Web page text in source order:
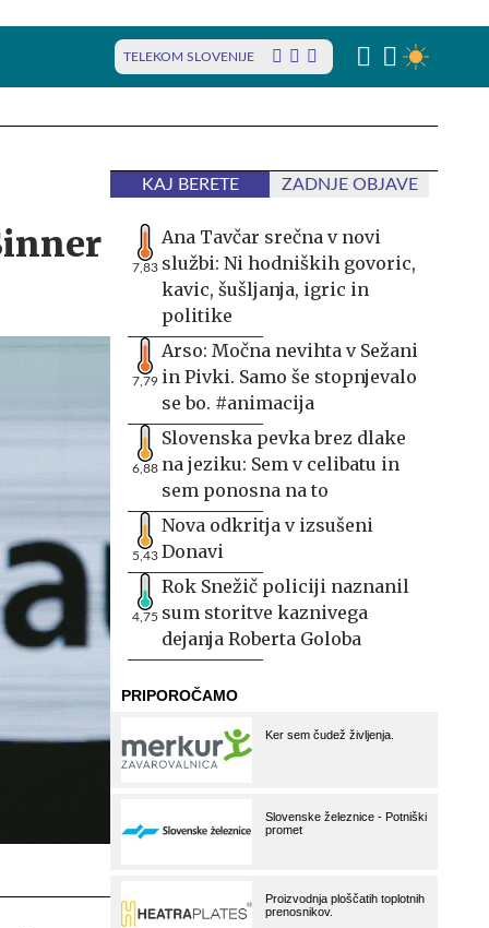
TELEKOM SLOVENIJE
KAJ BERETE ZADNJE OBJAVE
7,83
Ana Tavčar srečna v novi
službi: Ni hodniških govoric,
kavic, šušljanja, igric in
politike
7,79
Arso: Močna nevihta v Sežani
in Pivki. Samo še stopnjevalo
se bo. #animacija
6,88
Slovenska pevka brez dlake
na jeziku: Sem v celibatu in
sem ponosna na to
5,43
Nova odkritja v izsušeni
Donavi
4,75
Rok Snežič policiji naznanil
sum storitve kaznivega
dejanja Roberta Goloba